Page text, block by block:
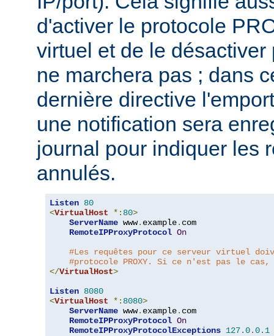
d'activer le protocole
virtuel et de le
ne marchera pas ; dans
dernière directive
une notification sera
journal pour indiquer les
annulés.
Listen 80
<VirtualHost *: 80>
ServerName www. example. com
RemoteIPProxyProtocol On
#Les requêtes pour ce serveur virtuel
#protocole PROXY. Si ce n'est pas le
</VirtualHost>
Listen 8080
<VirtualHost *: 8080>
ServerName www. example. com
RemoteIPProxyProtocol On
RemoteIPProxyProtocolExceptions 127.0.0.1